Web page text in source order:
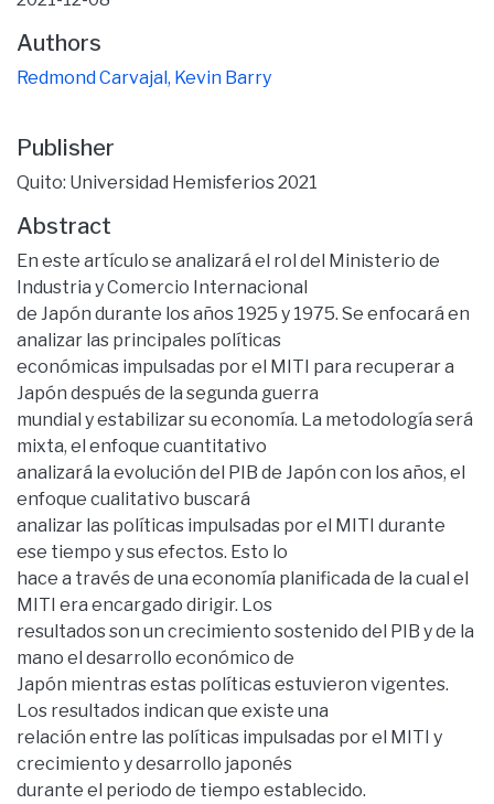
Authors
Redmond Carvajal, Kevin Barry
Publisher
Quito: Universidad Hemisferios 2021
Abstract
En este artículo se analizará el rol del Ministerio de
Industria y Comercio Internacional
de Japón durante los años 1925 y 1975. Se enfocará en
analizar las principales políticas
económicas impulsadas por el MITI para recuperar a
Japón después de la segunda guerra
mundial y estabilizar su economía. La metodología será
mixta, el enfoque cuantitativo
analizará la evolución del PIB de Japón con los años, el
enfoque cualitativo buscará
analizar las políticas impulsadas por el MITI durante
ese tiempo y sus efectos. Esto lo
hace a través de una economía planificada de la cual el
MITI era encargado dirigir. Los
resultados son un crecimiento sostenido del PIB y de la
mano el desarrollo económico de
Japón mientras estas políticas estuvieron vigentes.
Los resultados indican que existe una
relación entre las políticas impulsadas por el MITI y
crecimiento y desarrollo japonés
durante el periodo de tiempo establecido.